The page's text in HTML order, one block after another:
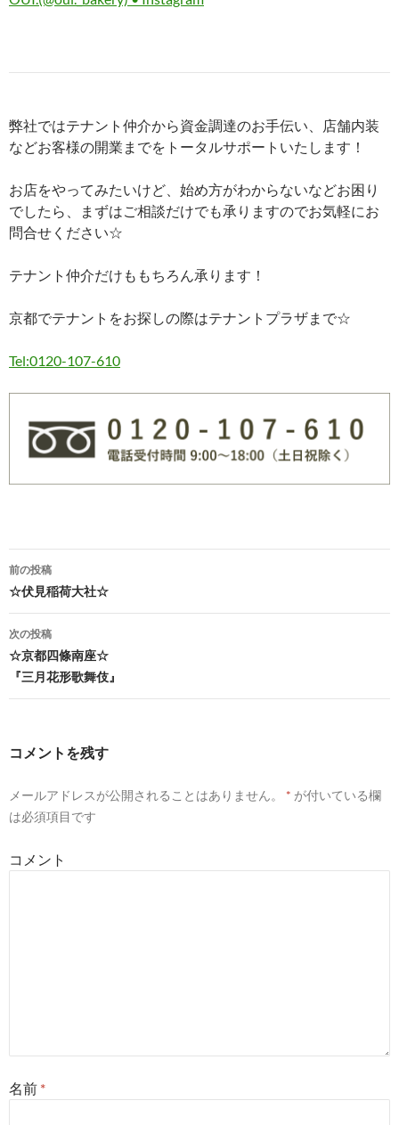
弊社ではテナント仲介から資金調達のお手伝い、店舗内装
などお客様の開業までをトータルサポートいたします！
お店をやってみたいけど、始め方がわからないなどお困り
でしたら、まずはご相談だけでも承りますのでお気軽にお
問合せください☆
テナント仲介だけももちろん承ります！
京都でテナントをお探しの際はテナントプラザまで☆
Tel:0120-107-610
投
稿
ナ
ビ
ー
シ
ョ
ン
前の投稿
☆伏見稲荷大社☆
次の投稿
☆京都四條南座☆
『三月花形歌舞伎』
コメントを残す
メールアドレスが公開されることはありません。 * が付いている欄
は必須項目です
コメント
名前 *